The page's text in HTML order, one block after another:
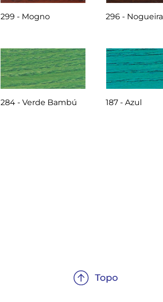
299 - Mogno 296 - Nogueira
284 - Verde Bambú 187 - Azul